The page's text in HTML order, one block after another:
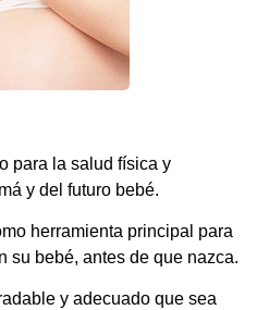
para la salud física y
y del futuro bebé.
herramienta principal para
su bebé, antes de que nazca.
y adecuado que sea